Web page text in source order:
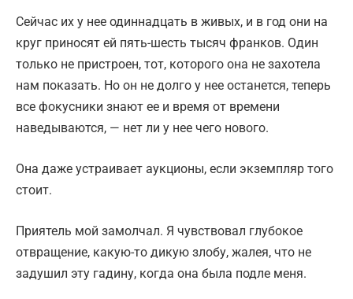
Сейчас их у нее одиннадцать в живых, и в год они на
круг приносят ей пять-шесть тысяч франков. Один
только не пристроен, тот, которого она не захотела
нам показать. Но он не долго у нее останется, теперь
все фокусники знают ее и время от времени
наведываются, — нет ли у нее чего нового.
Она даже устраивает аукционы, если экземпляр того
стоит.
Приятель мой замолчал. Я чувствовал глубокое
отвращение, какую-то дикую злобу, жалея, что не
задушил эту гадину, когда она была подле меня.